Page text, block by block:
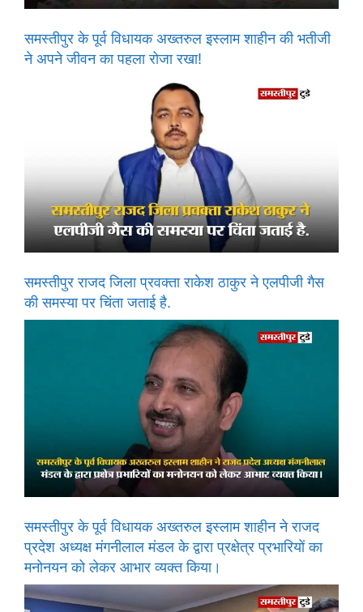
समस्तीपुर के पूर्व विधायक अख्तरुल इस्लाम शाहीन की भतीजी
ने अपने जीवन का पहला रोजा रखा!
समस्तीपुर राजद जिला प्रवक्ता राकेश ठाकुर ने एलपीजी गैस
की समस्या पर चिंता जताई है.
समस्तीपुर के पूर्व विधायक अख्तरुल इस्लाम शाहीन ने राजद
प्रदेश अध्यक्ष मंगनीलाल मंडल के द्वारा प्रक्षेत्र प्रभारियों का
मनोनयन को लेकर आभार व्यक्त किया।